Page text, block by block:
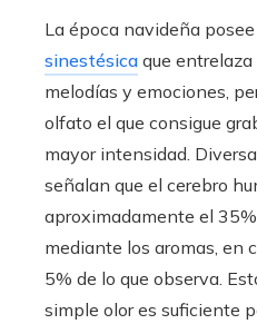
La época navideña
sinestésica que
melodías y emociones,
olfato el que consigue
mayor intensidad.
señalan que el cerebro
aproximadamente el
mediante los aromas, en
5% de lo que observa.
simple olor es suficiente